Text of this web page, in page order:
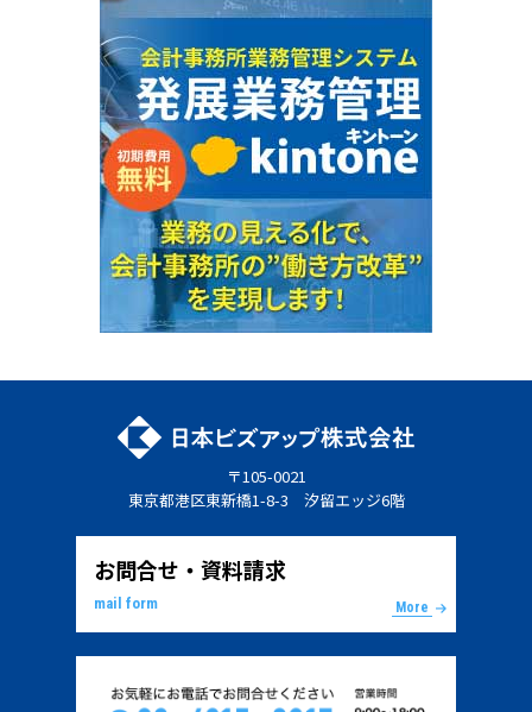
〒105-0021
東京都港区東新橋1-8-3 汐留エッジ6階
お問合せ・資料請求
mail form More